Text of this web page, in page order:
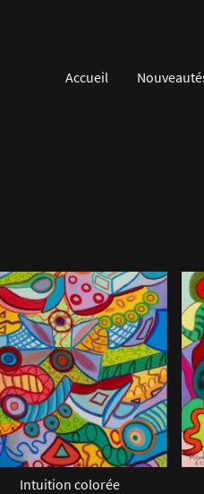
Accueil
Intuition colorée